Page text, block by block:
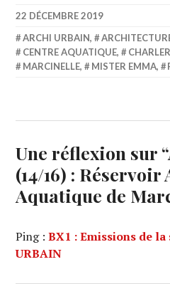
22 DÉCEMBRE 2019
ARCHI URBAIN,
CENTRE AQUATIQUE,
MARCINELLE, MISTER EMMA,
Une réflexion sur “
(14/16) : Réservoir
Aquatique de
Ping :BX1 : Emissions de la
URBAIN